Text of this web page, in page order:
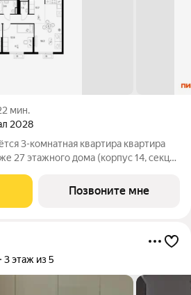
мин.
2028
3-комнатная квартира квартира
27 этажного дома (корпус 14, секция
метро «Пятницкое шоссе». 8 минут
Позвоните мне
3 этаж из 5